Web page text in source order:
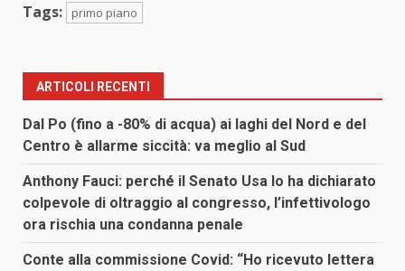
Tags: primo piano
ARTICOLI RECENTI
Dal Po (fino a -80% di acqua) ai laghi del Nord e del
Centro è allarme siccità: va meglio al Sud
Anthony Fauci: perché il Senato Usa lo ha dichiarato
colpevole di oltraggio al congresso, l’infettivologo
ora rischia una condanna penale
Conte alla commissione Covid: “Ho ricevuto lettera